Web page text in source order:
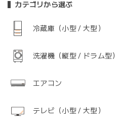
カテゴリから選ぶ
冷蔵庫（小型 / 大型）
洗濯機（縦型 / ドラム型）
エアコン
テレビ（小型 / 大型）